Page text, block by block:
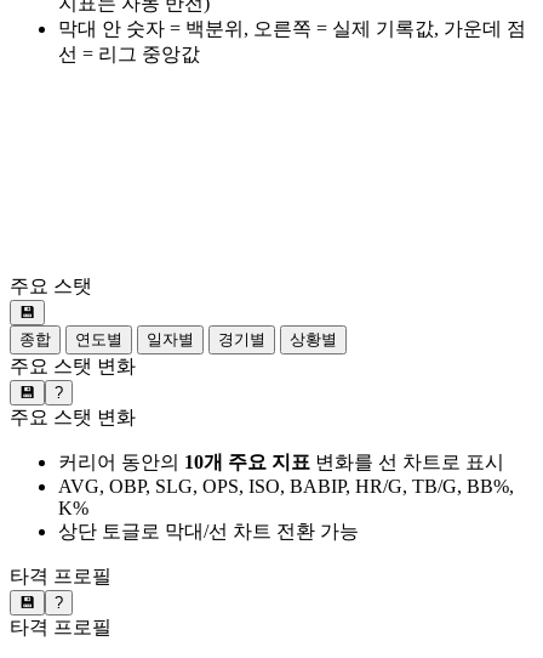
막대 안 숫자 = 백분위, 오른쪽 = 실제 기록값, 가운데 점
선 = 리그 중앙값
주요 스탯
💾
종합
연도별 일자별 경기별 상황별
주요 스탯 변화
💾 ?
주요 스탯 변화
커리어 동안의 10개 주요 지표 변화를 선 차트로 표시
AVG, OBP, SLG, OPS, ISO, BABIP, HR/G, TB/G, BB%,
K%
상단 토글로 막대/선 차트 전환 가능
타격 프로필
💾 ?
타격 프로필